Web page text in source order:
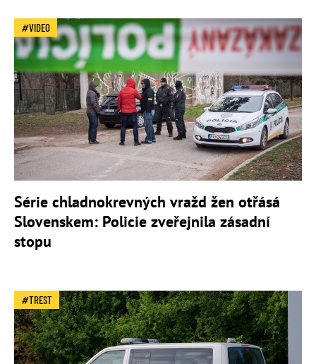
VIDEO
Série chladnokrevných vražd žen otřásá
Slovenskem: Policie zveřejnila zásadní
stopu
TREST